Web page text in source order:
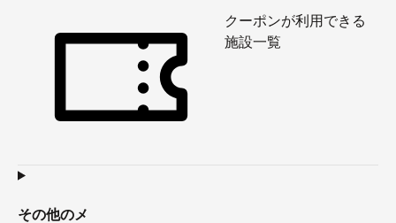
クーポンが利用できる
施設一覧
その他のメ